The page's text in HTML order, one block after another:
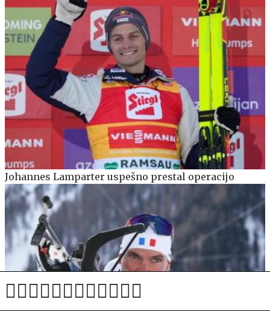
Johannes Lamparter uspešno prestal operacijo